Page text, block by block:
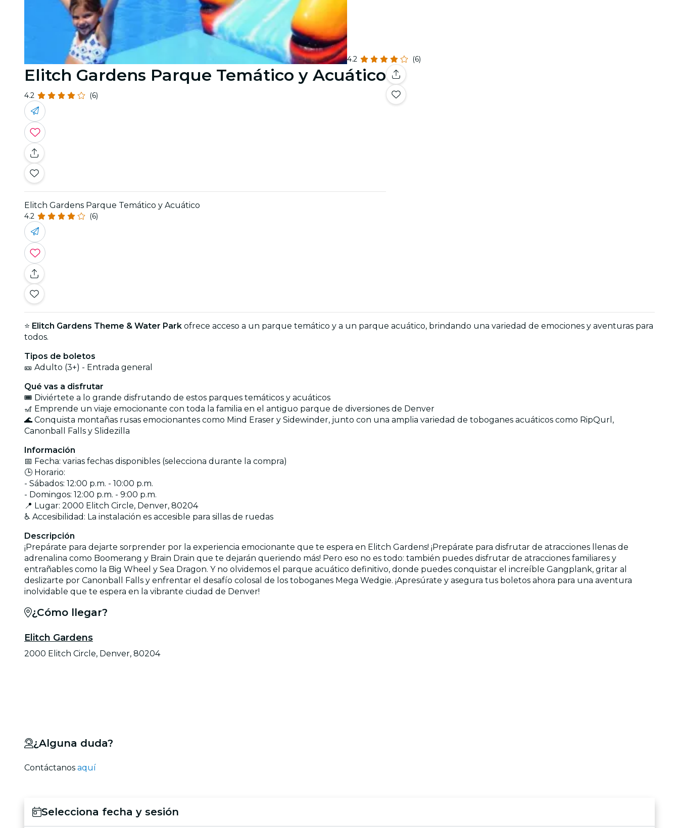
4.2 (6)
Elitch Gardens Parque Temático y Acuático
4.2 (6)
Elitch Gardens Parque Temático y Acuático
4.2 (6)
⭐ Elitch Gardens Theme & Water Park ofrece acceso a un parque temático y a un parque acuático, brindando una variedad de emociones y aventuras para
todos.
Tipos de boletos
🎫 Adulto (3+) - Entrada general
Qué vas a disfrutar
🎟️ Diviértete a lo grande disfrutando de estos parques temáticos y acuáticos
🎢 Emprende un viaje emocionante con toda la familia en el antiguo parque de diversiones de Denver
🌊 Conquista montañas rusas emocionantes como Mind Eraser y Sidewinder, junto con una amplia variedad de toboganes acuáticos como RipQurl,
Canonball Falls y Slidezilla
Información
📅 Fecha: varias fechas disponibles (selecciona durante la compra)
🕒 Horario:
- Sábados: 12:00 p.m. - 10:00 p.m.
- Domingos: 12:00 p.m. - 9:00 p.m.
📍 Lugar: 2000 Elitch Circle, Denver, 80204
♿ Accesibilidad: La instalación es accesible para sillas de ruedas
Descripción
¡Prepárate para dejarte sorprender por la experiencia emocionante que te espera en Elitch Gardens! ¡Prepárate para disfrutar de atracciones llenas de
adrenalina como Boomerang y Brain Drain que te dejarán queriendo más! Pero eso no es todo: también puedes disfrutar de atracciones familiares y
entrañables como la Big Wheel y Sea Dragon. Y no olvidemos el parque acuático definitivo, donde puedes conquistar el increíble Gangplank, gritar al
deslizarte por Canonball Falls y enfrentar el desafío colosal de los toboganes Mega Wedgie. ¡Apresúrate y asegura tus boletos ahora para una aventura
inolvidable que te espera en la vibrante ciudad de Denver!
¿Cómo llegar?
Elitch Gardens
2000 Elitch Circle, Denver, 80204
¿Alguna duda?
Contáctanos aquí
Selecciona fecha y sesión